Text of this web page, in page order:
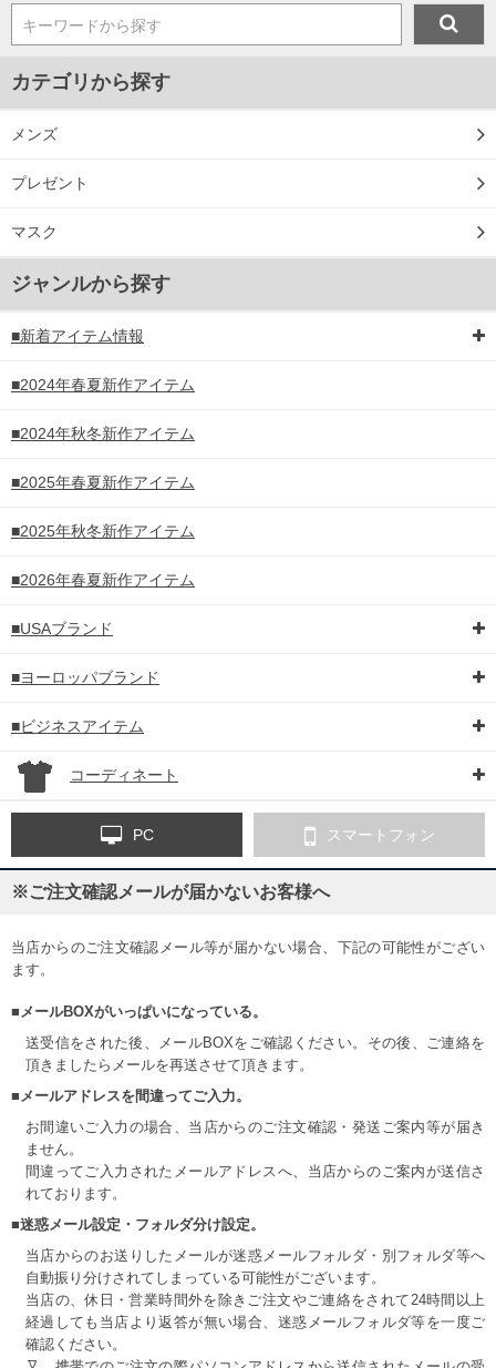
キーワードから探す
カテゴリから探す
メンズ
プレゼント
マスク
ジャンルから探す
■新着アイテム情報
■2024年春夏新作アイテム
■2024年秋冬新作アイテム
■2025年春夏新作アイテム
■2025年秋冬新作アイテム
■2026年春夏新作アイテム
■USAブランド
■ヨーロッパブランド
■ビジネスアイテム
コーディネート
PC スマートフォン
※ご注文確認メールが届かないお客様へ
当店からのご注文確認メール等が届かない場合、下記の可能性がござい
ます。
■メールBOXがいっぱいになっている。
送受信をされた後、メールBOXをご確認ください。その後、ご連絡を
頂きましたらメールを再送させて頂きます。
■メールアドレスを間違ってご入力。
お間違いご入力の場合、当店からのご注文確認・発送ご案内等が届き
ません。
間違ってご入力されたメールアドレスへ、当店からのご案内が送信さ
れております。
■迷惑メール設定・フォルダ分け設定。
当店からのお送りしたメールが迷惑メールフォルダ・別フォルダ等へ
自動振り分けされてしまっている可能性がございます。
当店の、休日・営業時間外を除きご注文やご連絡をされて24時間以上
経過しても当店より返答が無い場合、迷惑メールフォルダ等を一度ご
確認ください。